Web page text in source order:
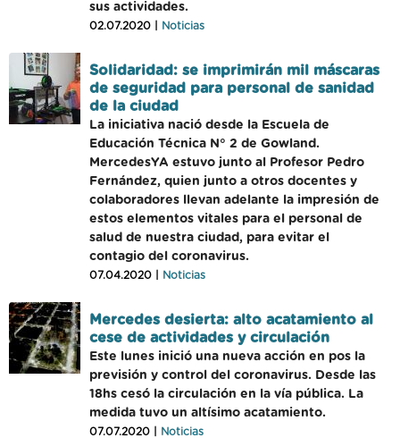
sus actividades.
02.07.2020 | Noticias
Solidaridad: se imprimirán mil máscaras
de seguridad para personal de sanidad
de la ciudad
La iniciativa nació desde la Escuela de
Educación Técnica N° 2 de Gowland.
MercedesYA estuvo junto al Profesor Pedro
Fernández, quien junto a otros docentes y
colaboradores llevan adelante la impresión de
estos elementos vitales para el personal de
salud de nuestra ciudad, para evitar el
contagio del coronavirus.
07.04.2020 | Noticias
Mercedes desierta: alto acatamiento al
cese de actividades y circulación
Este lunes inició una nueva acción en pos la
previsión y control del coronavirus. Desde las
18hs cesó la circulación en la vía pública. La
medida tuvo un altísimo acatamiento.
07.07.2020 | Noticias